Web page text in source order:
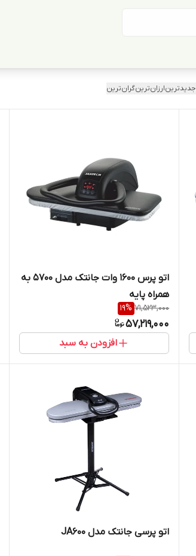
جدیدترینارزان‌ترینگران‌ترین
اتو پرس 1600 وات جانتک مدل 5700 به
همراه پایه
71,523,000
19%
57,219,000
افزودن به سبد
اتو پرسی جانتک مدل JA600